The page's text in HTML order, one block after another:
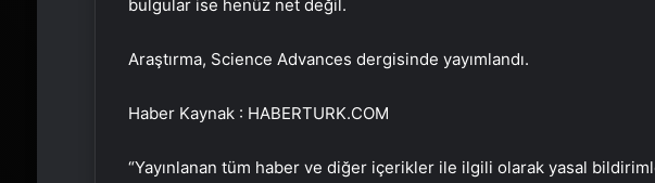
bulgular ise henüz net değil.
Araştırma, Science Advances dergisinde yayımlandı.
Haber Kaynak : HABERTURK.COM
“Yayınlanan tüm haber ve diğer içerikler ile ilgili olarak yasal